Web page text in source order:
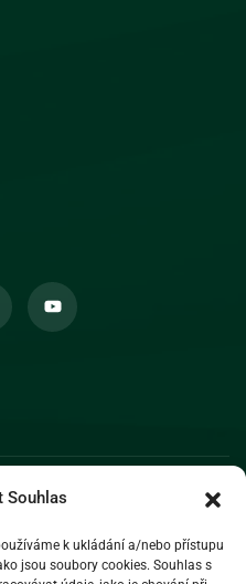
Souhlas
k ukládání a/nebo přístupu
jsou soubory cookies. Souhlas s